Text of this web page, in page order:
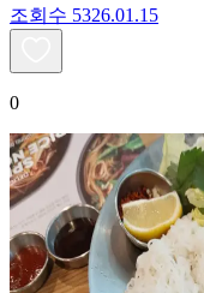
조회수 5326.01.15
0